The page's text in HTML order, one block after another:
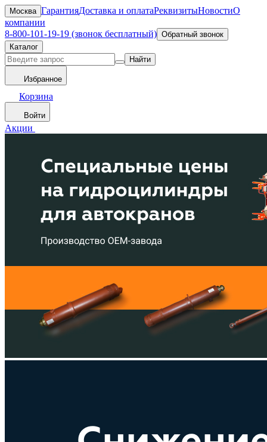
Москва ГарантияДоставка и оплатаРеквизитыНовостиО
компании
8-800-101-19-19 (звонок бесплатный) Обратный звонок
Каталог
Найти
Избранное
Корзина
Войти
Акции